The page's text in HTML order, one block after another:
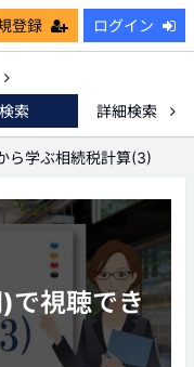
登録 ログイン
検索
詳細検索
ら学ぶ相続税計算(3)
で視聴でき